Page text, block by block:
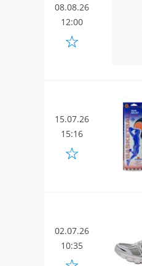
08.08.26
12:00
15.07.26
15:16
02.07.26
10:35